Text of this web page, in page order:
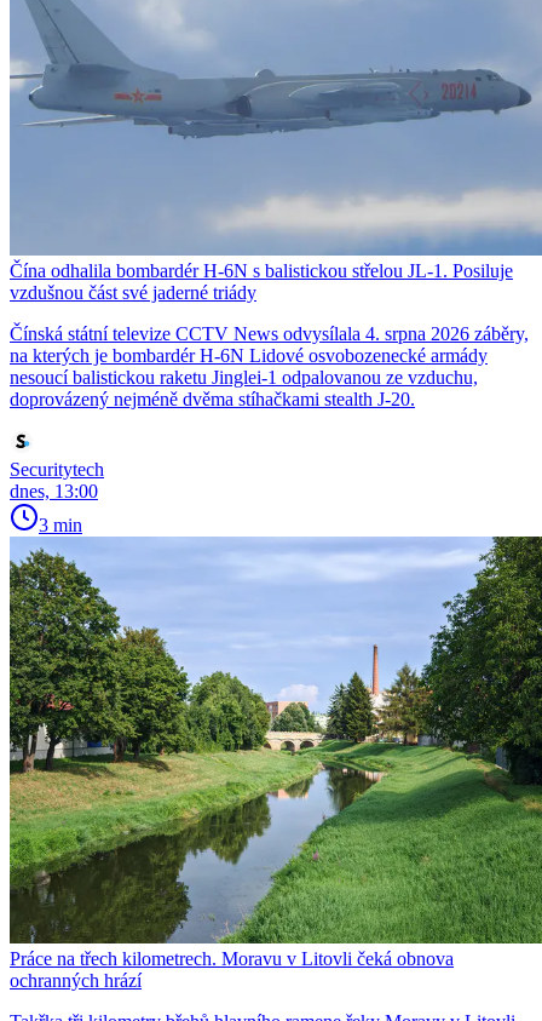
Čína odhalila bombardér H-6N s balistickou střelou JL-1. Posiluje
vzdušnou část své jaderné triády
Čínská státní televize CCTV News odvysílala 4. srpna 2026 záběry,
na kterých je bombardér H-6N Lidové osvobozenecké armády
nesoucí balistickou raketu Jinglei-1 odpalovanou ze vzduchu,
doprovázený nejméně dvěma stíhačkami stealth J-20.
Securitytech
dnes, 13:00
3 min
Práce na třech kilometrech. Moravu v Litovli čeká obnova
ochranných hrází